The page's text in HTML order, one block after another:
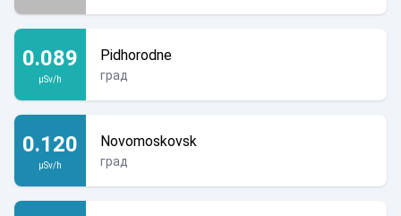
0.089
µSv/h
Pidhorodne
град
0.120
µSv/h
Novomoskovsk
град